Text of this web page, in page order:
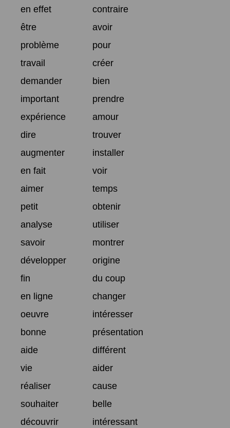
en effet
contraire
être
avoir
problème
pour
travail
créer
demander
bien
important
prendre
expérience
amour
dire
trouver
augmenter
installer
en fait
voir
aimer
temps
petit
obtenir
analyse
utiliser
savoir
montrer
développer
origine
fin
du coup
en ligne
changer
oeuvre
intéresser
bonne
présentation
aide
différent
vie
aider
réaliser
cause
souhaiter
belle
découvrir
intéressant